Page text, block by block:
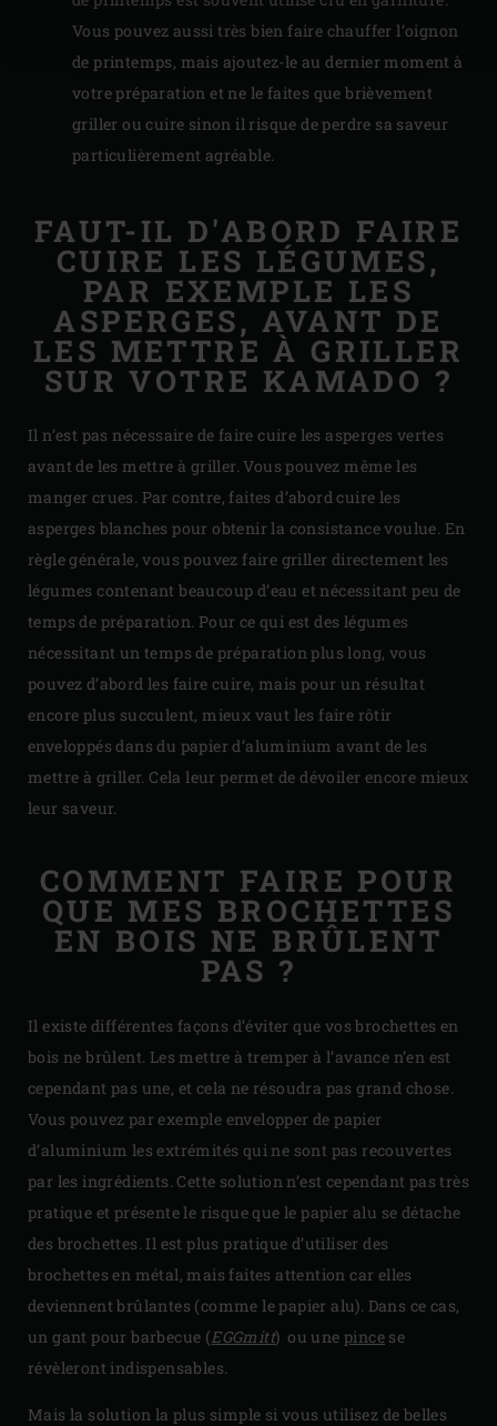
Vous pouvez aussi très bien faire chauffer l’oignon
de printemps, mais ajoutez-le au dernier moment à
votre préparation et ne le faites que brièvement
griller ou cuire sinon il risque de perdre sa saveur
particulièrement agréable.
FAUT-IL D'ABORD FAIRE
CUIRE LES LÉGUMES,
PAR EXEMPLE LES
ASPERGES, AVANT DE
LES METTRE À GRILLER
SUR VOTRE KAMADO ?
Il n’est pas nécessaire de faire cuire les asperges vertes
avant de les mettre à griller. Vous pouvez même les
manger crues. Par contre, faites d’abord cuire les
asperges blanches pour obtenir la consistance voulue. En
règle générale, vous pouvez faire griller directement les
légumes contenant beaucoup d’eau et nécessitant peu de
temps de préparation. Pour ce qui est des légumes
nécessitant un temps de préparation plus long, vous
pouvez d’abord les faire cuire, mais pour un résultat
encore plus succulent, mieux vaut les faire rôtir
enveloppés dans du papier d’aluminium avant de les
mettre à griller. Cela leur permet de dévoiler encore mieux
leur saveur.
COMMENT FAIRE POUR
QUE MES BROCHETTES
EN BOIS NE BRÛLENT
PAS ?
Il existe différentes façons d’éviter que vos brochettes en
bois ne brûlent. Les mettre à tremper à l’avance n’en est
cependant pas une, et cela ne résoudra pas grand chose.
Vous pouvez par exemple envelopper de papier
d’aluminium les extrémités qui ne sont pas recouvertes
par les ingrédients. Cette solution n’est cependant pas très
pratique et présente le risque que le papier alu se détache
des brochettes. Il est plus pratique d’utiliser des
brochettes en métal, mais faites attention car elles
deviennent brûlantes (comme le papier alu). Dans ce cas,
un gant pour barbecue (EGGmitt) ou une pince se
révèleront indispensables.
Mais la solution la plus simple si vous utilisez de belles